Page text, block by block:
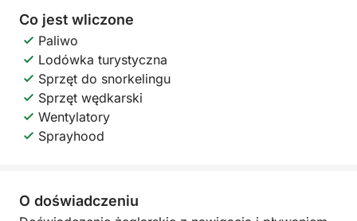
Co jest wliczone
Paliwo
Lodówka turystyczna
Sprzęt do snorkelingu
Sprzęt wędkarski
Wentylatory
Sprayhood
O doświadczeniu